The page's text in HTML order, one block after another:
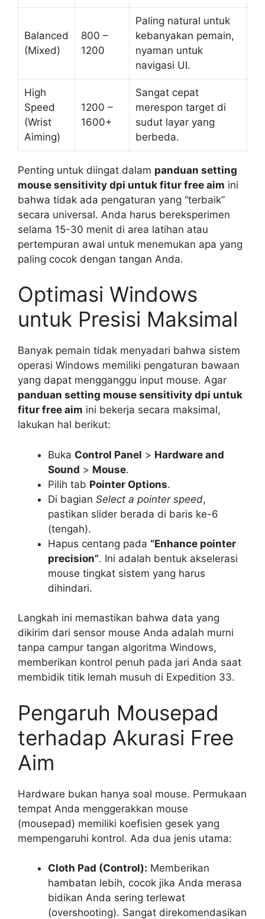
Balanced
(Mixed)
800 –
1200
Paling natural untuk
kebanyakan pemain,
nyaman untuk
navigasi UI.
High
Speed
(Wrist
Aiming)
1200 –
1600+
Sangat cepat
merespon target di
sudut layar yang
berbeda.
Penting untuk diingat dalam panduan setting
mouse sensitivity dpi untuk fitur free aim ini
bahwa tidak ada pengaturan yang “terbaik”
secara universal. Anda harus bereksperimen
selama 15-30 menit di area latihan atau
pertempuran awal untuk menemukan apa yang
paling cocok dengan tangan Anda.
Optimasi Windows
untuk Presisi Maksimal
Banyak pemain tidak menyadari bahwa sistem
operasi Windows memiliki pengaturan bawaan
yang dapat mengganggu input mouse. Agar
panduan setting mouse sensitivity dpi untuk
fitur free aim ini bekerja secara maksimal,
lakukan hal berikut:
Buka Control Panel > Hardware and
Sound > Mouse.
Pilih tab Pointer Options.
Di bagian Select a pointer speed,
pastikan slider berada di baris ke-6
(tengah).
Hapus centang pada “Enhance pointer
precision”. Ini adalah bentuk akselerasi
mouse tingkat sistem yang harus
dihindari.
Langkah ini memastikan bahwa data yang
dikirim dari sensor mouse Anda adalah murni
tanpa campur tangan algoritma Windows,
memberikan kontrol penuh pada jari Anda saat
membidik titik lemah musuh di Expedition 33.
Pengaruh Mousepad
terhadap Akurasi Free
Aim
Hardware bukan hanya soal mouse. Permukaan
tempat Anda menggerakkan mouse
(mousepad) memiliki koefisien gesek yang
mempengaruhi kontrol. Ada dua jenis utama:
Cloth Pad (Control): Memberikan
hambatan lebih, cocok jika Anda merasa
bidikan Anda sering terlewat
(overshooting). Sangat direkomendasikan